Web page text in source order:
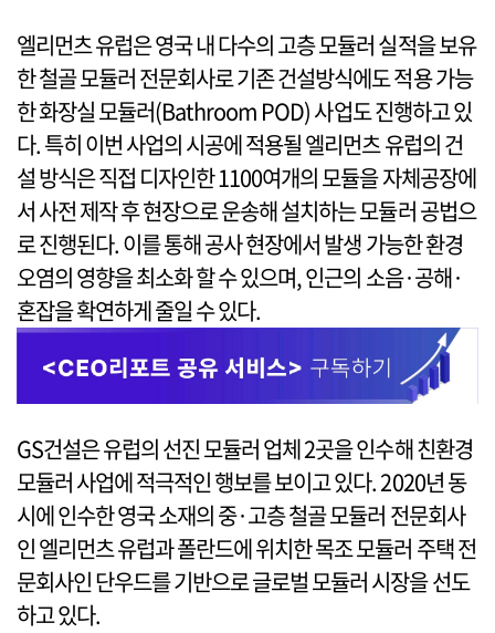
엘리먼츠 유럽은 영국 내 다수의 고층 모듈러 실적을 보유
한 철골 모듈러 전문회사로 기존 건설방식에도 적용 가능
한 화장실 모듈러(Bathroom POD) 사업도 진행하고 있
다. 특히 이번 사업의 시공에 적용될 엘리먼츠 유럽의 건
설 방식은 직접 디자인한 1100여개의 모듈을 자체공장에
서 사전 제작 후 현장으로 운송해 설치하는 모듈러 공법으
로 진행된다. 이를 통해 공사 현장에서 발생 가능한 환경
오염의 영향을 최소화 할 수 있으며, 인근의 소음·공해·
혼잡을 확연하게 줄일 수 있다.
GS건설은 유럽의 선진 모듈러 업체 2곳을 인수해 친환경
모듈러 사업에 적극적인 행보를 보이고 있다. 2020년 동
시에 인수한 영국 소재의 중·고층 철골 모듈러 전문회사
인 엘리먼츠 유럽과 폴란드에 위치한 목조 모듈러 주택 전
문회사인 단우드를 기반으로 글로벌 모듈러 시장을 선도
하고 있다.